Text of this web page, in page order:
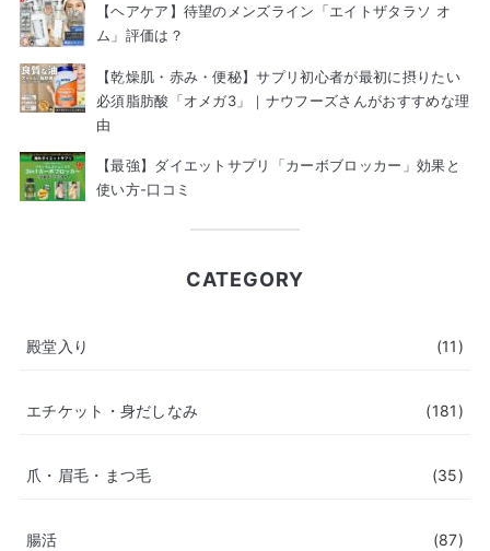
【ヘアケア】待望のメンズライン「エイトザタラソ オ
ム」評価は？
【乾燥肌・赤み・便秘】サプリ初心者が最初に摂りたい
必須脂肪酸「オメガ3」｜ナウフーズさんがおすすめな理
由
【最強】ダイエットサプリ「カーボブロッカー」効果と
使い方-口コミ
CATEGORY
殿堂入り (11)
エチケット・身だしなみ (181)
爪・眉毛・まつ毛 (35)
腸活 (87)